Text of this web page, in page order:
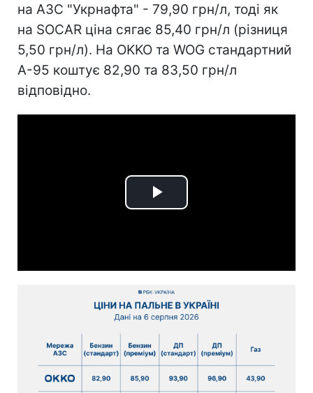
на АЗС "Укрнафта" - 79,90 грн/л, тоді як
на SOCAR ціна сягає 85,40 грн/л (різниця
5,50 грн/л). На OKKO та WOG стандартний
А-95 коштує 82,90 та 83,50 грн/л
відповідно.
Play